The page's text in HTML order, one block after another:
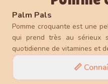
Palm Pals
Pomme croquante est une
qui prend très au sérieux
quotidienne de vitamines et
📏